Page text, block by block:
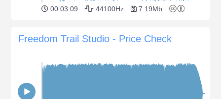
00:03:09 44100Hz 7.19Mb
Freedom Trail Studio - Price Check